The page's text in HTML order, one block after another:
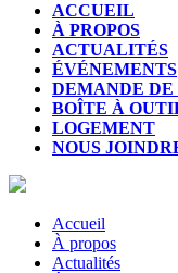
ACCUEIL
À PROPOS
ACTUALITÉS
ÉVÉNEMENTS
DEMANDE
BOÎTE À
LOGEMENT
NOUS
Accueil
À propos
Actualités